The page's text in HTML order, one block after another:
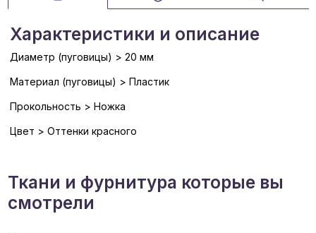
Характеристики и описание
Диаметр (пуговицы) > 20 мм
Материал (пуговицы) > Пластик
Прокольность > Ножка
Цвет > Оттенки красного
Ткани и фурнитура которые вы
смотрели